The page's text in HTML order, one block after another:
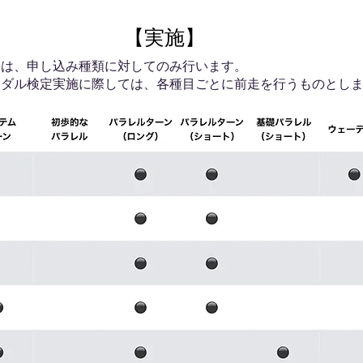
【実施】
、申し込み種類に対してのみ行います。
ル検定実施に際しては、各種目ごとに前走を行うものとし